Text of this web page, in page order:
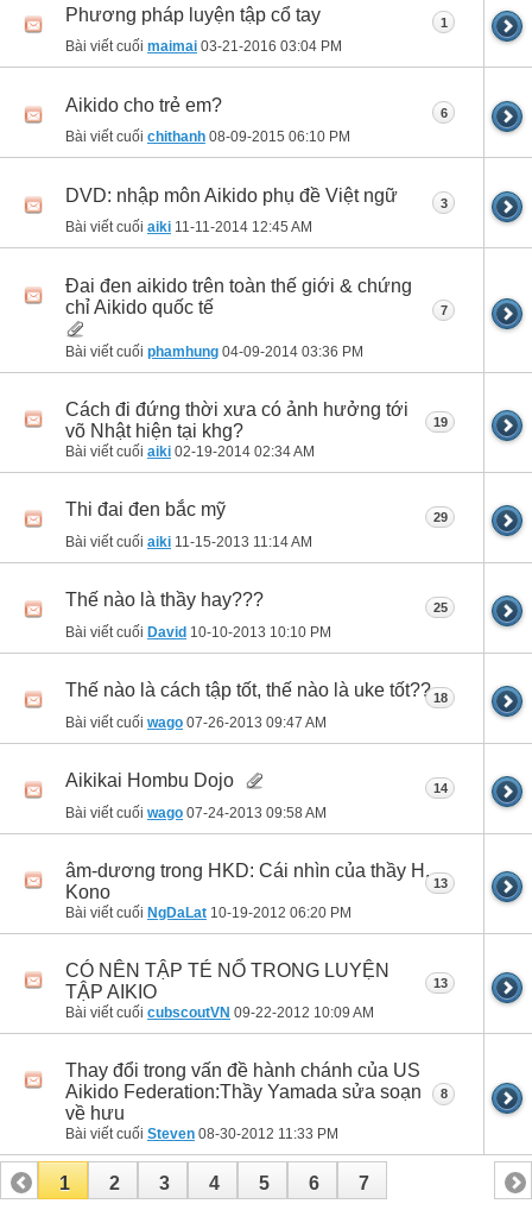
Phương pháp luyện tập cổ tay
Bài viết cuối maimai 03-21-2016 03:04 PM
1
Aikido cho trẻ em?
Bài viết cuối chithanh 08-09-2015 06:10 PM
6
DVD: nhập môn Aikido phụ đề Việt ngữ
Bài viết cuối aiki 11-11-2014 12:45 AM
3
Đai đen aikido trên toàn thế giới & chứng
chỉ Aikido quốc tế
Bài viết cuối phamhung 04-09-2014 03:36 PM
7
Cách đi đứng thời xưa có ảnh hưởng tới
võ Nhật hiện tại khg?
Bài viết cuối aiki 02-19-2014 02:34 AM
19
Thi đai đen bắc mỹ
Bài viết cuối aiki 11-15-2013 11:14 AM
29
Thế nào là thầy hay???
Bài viết cuối David 10-10-2013 10:10 PM
25
Thế nào là cách tập tốt, thế nào là uke tốt??
Bài viết cuối wago 07-26-2013 09:47 AM
18
Aikikai Hombu Dojo
Bài viết cuối wago 07-24-2013 09:58 AM
14
âm-dương trong HKD: Cái nhìn của thầy H.
Kono
Bài viết cuối NgDaLat 10-19-2012 06:20 PM
13
CÓ NÊN TẬP TÉ NỔ TRONG LUYỆN
TẬP AIKIO
Bài viết cuối cubscoutVN 09-22-2012 10:09 AM
13
Thay đổi trong vấn đề hành chánh của US
Aikido Federation:Thầy Yamada sửa soạn
về hưu
Bài viết cuối Steven 08-30-2012 11:33 PM
8
1 2 3 4 5 6 7